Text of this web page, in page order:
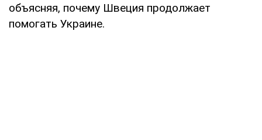
объясняя, почему Швеция продолжает
помогать Украине.